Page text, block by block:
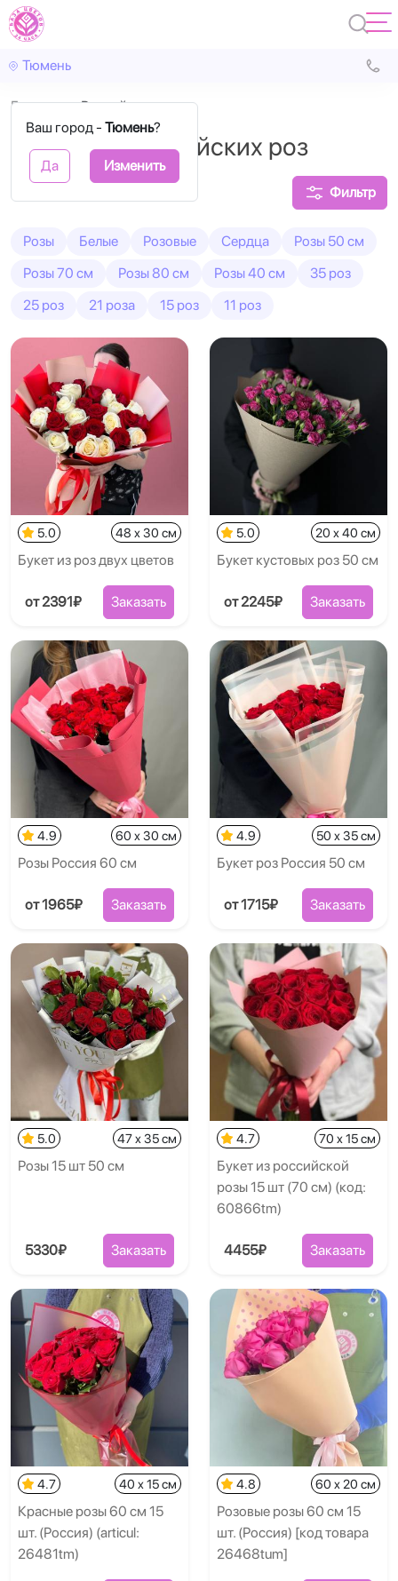
Тюмень
Ваш город - Тюмень?
Да Изменить
Главная Российские
Букеты из российских роз
Фильтр
Розы Белые Розовые Сердца
Розы 50 см
Розы 70 см
Розы 80 см Розы 40 см
35 роз
25 роз
21 роза 15 роз 11 роз
5.0 48 x 30 см
Букет из роз двух цветов
от 2391₽ Заказать
5.0 20 x 40 см
Букет кустовых роз 50 см
от 2245₽ Заказать
4.9 60 x 30 см
Розы Россия 60 см
от 1965₽ Заказать
4.9 50 x 35 см
Букет роз Россия 50 см
от 1715₽ Заказать
5.0 47 x 35 см
Розы 15 шт 50 см
5330₽ Заказать
4.7 70 x 15 см
Букет из российской
розы 15 шт (70 см) (код:
60866tm)
4455₽ Заказать
4.7 40 x 15 см
Красные розы 60 см 15
шт. (Россия) (articul:
26481tm)
4.8 60 x 20 см
Розовые розы 60 см 15
шт. (Россия) [код товара
26468tum]